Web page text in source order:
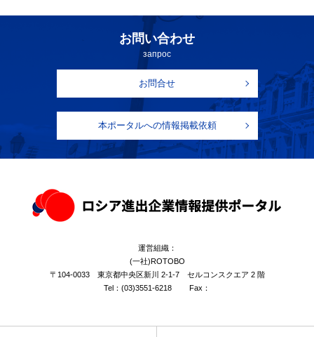
お問い合わせ
запрос
お問合せ
本ポータルへの情報掲載依頼
運営組織：
(一社)ROTOBO
〒104-0033 東京都中央区新川 2-1-7 セルコンスクエア 2 階
Tel： (03)3551-6218 Fax：